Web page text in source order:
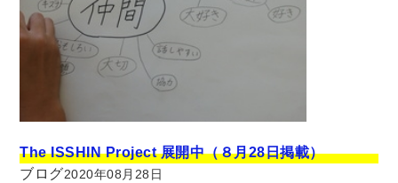
The ISSHIN Project 展開中（８月28日掲載）
ブログ2020年08月28日